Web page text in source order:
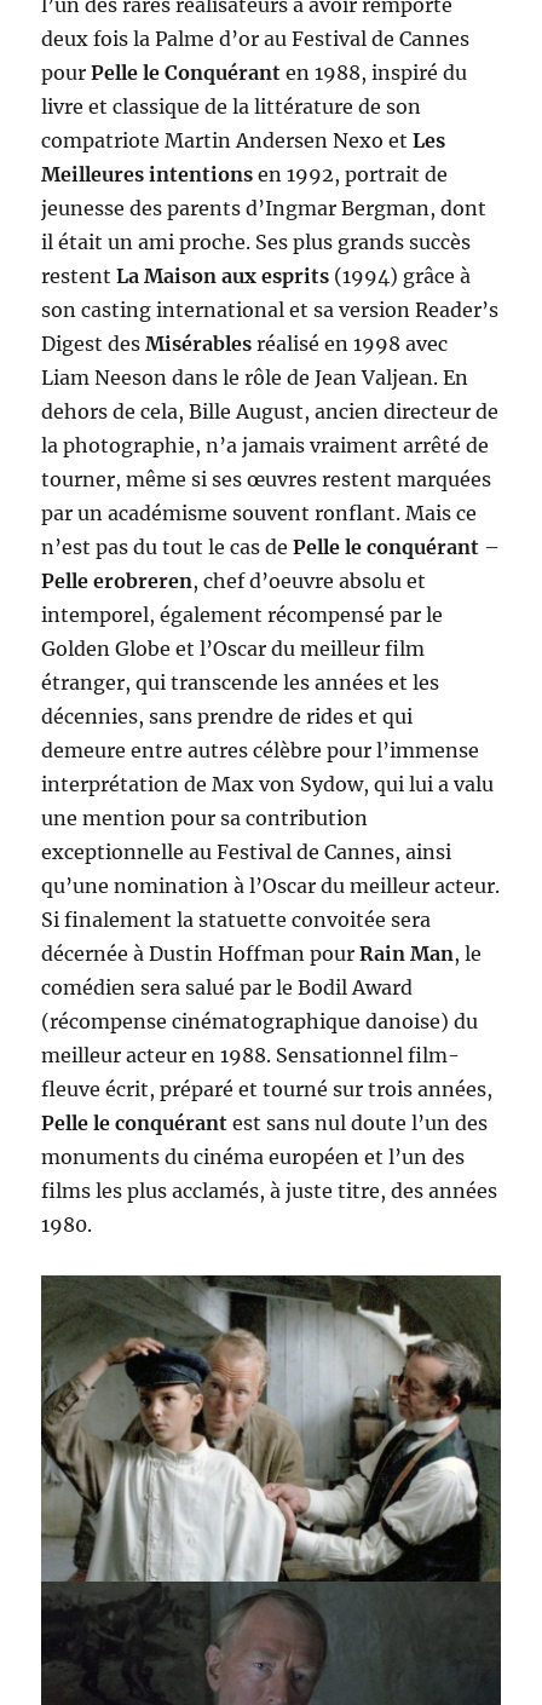
l’un des rares réalisateurs à avoir remporté
deux fois la Palme d’or au Festival de Cannes
pourPelle le Conquérant en 1988, inspiré du
livre et classique de la littérature de son
compatriote Martin Andersen Nexo etLes
Meilleures intentions en 1992, portrait de
jeunesse des parents d’Ingmar Bergman, dont
il était un ami proche. Ses plus grands succès
restentLa Maison aux esprits (1994) grâce à
son casting international et sa version Reader’s
Digest desMisérables réalisé en 1998 avec
Liam Neeson dans le rôle de Jean Valjean. En
dehors de cela, Bille August, ancien directeur de
la photographie, n’a jamais vraiment arrêté de
tourner, même si ses œuvres restent marquées
par un académisme souvent ronflant. Mais ce
n’est pas du tout le cas dePelle le conquérant –
Pelle erobreren, chef d’oeuvre absolu et
intemporel, également récompensé par le
Golden Globe et l’Oscar du meilleur film
étranger, qui transcende les années et les
décennies, sans prendre de rides et qui
demeure entre autres célèbre pour l’immense
interprétation de Max von Sydow, qui lui a valu
une mention pour sa contribution
exceptionnelle au Festival de Cannes, ainsi
qu’une nomination à l’Oscar du meilleur acteur.
Si finalement la statuette convoitée sera
décernée à Dustin Hoffman pour Rain Man, le
comédien sera salué par le Bodil Award
(récompense cinématographique danoise) du
meilleur acteur en 1988. Sensationnel film-
fleuve écrit, préparé et tourné sur trois années,
Pelle le conquérant est sans nul doute l’un des
monuments du cinéma européen et l’un des
films les plus acclamés, à juste titre, des années
1980.